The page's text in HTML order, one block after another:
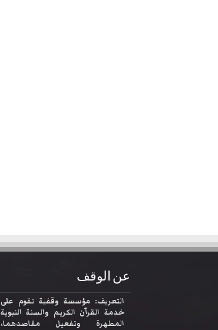
عن الوقف
التعريف: مؤسسة وقفية تقوم على
خدمة القرآن الكريم والسنة النبوية
المطهرة وتفعيل مقاصدهما،